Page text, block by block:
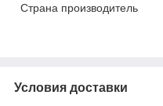
Страна производитель
Условия доставки